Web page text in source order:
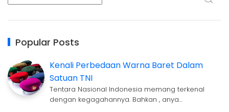
Popular Posts
Kenali Perbedaan Warna Baret Dalam
Satuan TNI
Tentara Nasional Indonesia memang terkenal
dengan kegagahannya. Bahkan , anya…